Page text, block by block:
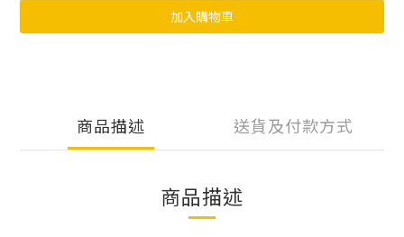
加入購物車
商品描述 送貨及付款方式
商品描述